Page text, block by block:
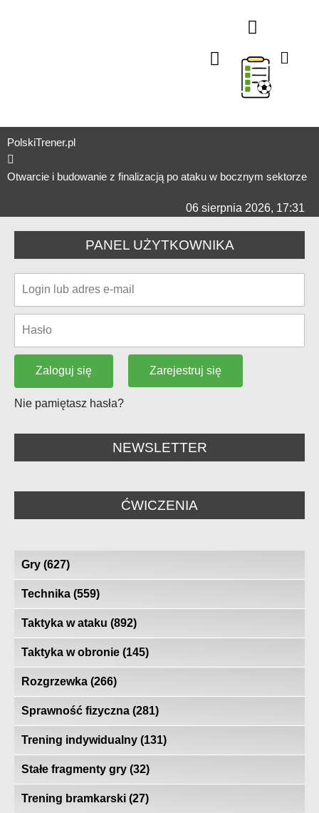
PolskiTrener.pl
Otwarcie i budowanie z finalizacją po ataku w bocznym sektorze
06 sierpnia 2026, 17:31
PANEL UŻYTKOWNIKA
Zaloguj się
Nie pamiętasz hasła?
Zarejestruj się
NEWSLETTER
ĆWICZENIA
Gry (627)
Technika (559)
Taktyka w ataku (892)
Taktyka w obronie (145)
Rozgrzewka (266)
Sprawność fizyczna (281)
Trening indywidualny (131)
Stałe fragmenty gry (32)
Trening bramkarski (27)